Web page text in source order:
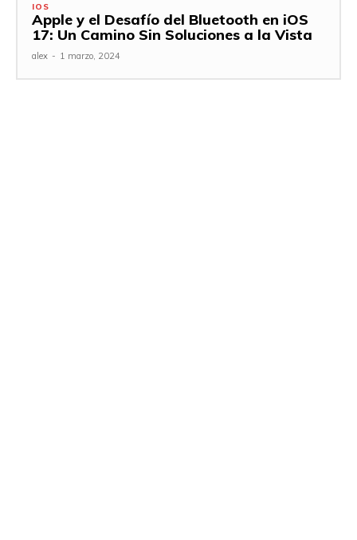
IOS
Apple y el Desafío del Bluetooth en iOS
17: Un Camino Sin Soluciones a la Vista
alex - 1 marzo, 2024